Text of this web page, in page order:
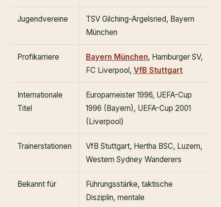
Jugendvereine
TSV Gilching-Argelsried, Bayern
München
Profikarriere Bayern München, Hamburger SV,
FC Liverpool, VfB Stuttgart
Internationale
Titel
Europameister 1996, UEFA-Cup
1996 (Bayern), UEFA-Cup 2001
(Liverpool)
Trainerstationen
VfB Stuttgart, Hertha BSC, Luzern,
Western Sydney Wanderers
Bekannt für
Führungsstärke, taktische
Disziplin, mentale